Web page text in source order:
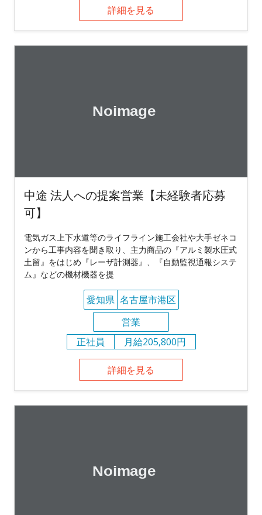
詳細を見る
中途 法人への提案営業【未経験者応募
可】
電気ガス上下水道等のライフライン施工会社や大手ゼネコ
ンから工事内容を聞き取り、主力商品の『アルミ製水圧式
土留』をはじめ『レーザ計測器』、『自動監視通報システ
ム』などの機材機器を提
愛知県 名古屋市港区
営業
正社員
月給205,800円
詳細を見る